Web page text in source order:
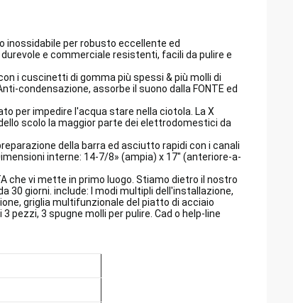
inossidabile per robusto eccellente ed
e commerciale resistenti, facili da pulire e
i cuscinetti di gomma più spessi & più molli di
condensazione, assorbe il suono dalla FONTE ed
per impedire l'acqua stare nella ciotola. La X
scolo la maggior parte dei elettrodomestici da
della barra ed asciutto rapidi con i canali
interne: 14-7/8» (ampia) x 17" (anteriore-a-
che vi mette in primo luogo. Stiamo dietro il nostro
30 giorni. include: I modi multipli dell'installazione,
griglia multifunzionale del piatto di acciaio
pezzi, 3 spugne molli per pulire. Cad o help-line